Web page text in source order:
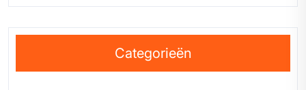
Categorieën